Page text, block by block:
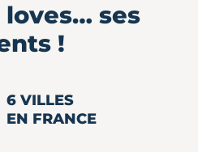
loves… ses
!
6 VILLES
EN FRANCE